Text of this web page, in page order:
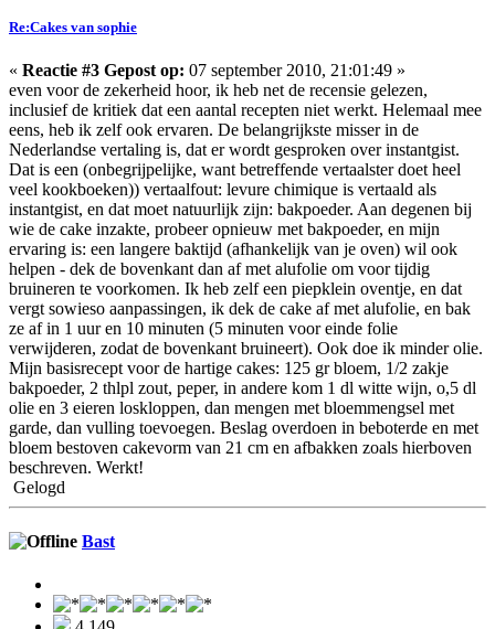
Re:Cakes van sophie
« Reactie #3 Gepost op: 07 september 2010, 21:01:49 »
even voor de zekerheid hoor, ik heb net de recensie gelezen,
inclusief de kritiek dat een aantal recepten niet werkt. Helemaal mee
eens, heb ik zelf ook ervaren. De belangrijkste misser in de
Nederlandse vertaling is, dat er wordt gesproken over instantgist.
Dat is een (onbegrijpelijke, want betreffende vertaalster doet heel
veel kookboeken)) vertaalfout: levure chimique is vertaald als
instantgist, en dat moet natuurlijk zijn: bakpoeder. Aan degenen bij
wie de cake inzakte, probeer opnieuw met bakpoeder, en mijn
ervaring is: een langere baktijd (afhankelijk van je oven) wil ook
helpen - dek de bovenkant dan af met alufolie om voor tijdig
bruineren te voorkomen. Ik heb zelf een piepklein oventje, en dat
vergt sowieso aanpassingen, ik dek de cake af met alufolie, en bak
ze af in 1 uur en 10 minuten (5 minuten voor einde folie
verwijderen, zodat de bovenkant bruineert). Ook doe ik minder olie.
Mijn basisrecept voor de hartige cakes: 125 gr bloem, 1/2 zakje
bakpoeder, 2 thlpl zout, peper, in andere kom 1 dl witte wijn, o,5 dl
olie en 3 eieren loskloppen, dan mengen met bloemmengsel met
garde, dan vulling toevoegen. Beslag overdoen in beboterde en met
bloem bestoven cakevorm van 21 cm en afbakken zoals hierboven
beschreven. Werkt!
Gelogd
Bast